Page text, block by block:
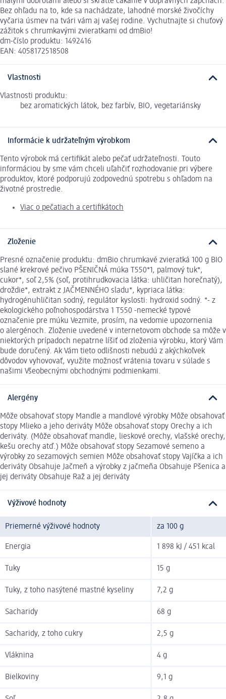
Bez ohľadu na to, kde sa nachádzate, lahodné morské živočíchy
vyčaria úsmev na tvári vám aj vašej rodine. Vychutnajte si chuťový
zážitok s chrumkavými zvieratkami od dmBio!
dm-číslo produktu: 1492416
EAN: 4058172518508
Vlastnosti
Vlastnosti produktu:
bez aromatických látok, bez farbív, BIO, vegetariánsky
Informácie k udržateľným výrobkom
Tento výrobok má certifikát alebo pečať udržateľnosti. Touto
informáciou by sme vám chceli uľahčiť rozhodovanie pri výbere
produktov, ktoré podporujú zodpovednú spotrebu s ohľadom na
životné prostredie.
Viac o pečatiach a certifikátoch
Zloženie
Presné označenie produktu: dmBio chrumkavé zvieratká 100 g BIO
slané krekrové pečivo PŠENIČNÁ múka T550*1, palmový tuk*,
cukor*, soľ 2,5% (soľ, protihrudkovacia látka: uhličitan horečnatý),
droždie*, extrakt z JAČMENNÉHO sladu*, kypriaca látka:
hydrogénuhličitan sodný, regulátor kyslosti: hydroxid sodný. *- z
ekologického poľnohospodárstva 1 T550 -nemecké typové
označenie pre múku Vezmite, prosím, na vedomie upozornenia
o alergénoch. Zloženie uvedené v internetovom obchode sa môže v
niektorých prípadoch nepatrne líšiť od zloženia výrobku, ktorý Vám
bude doručený. Ak Vám tieto odlišnosti nebudú z akýchkoľvek
dôvodov vyhovovať, využite možnosť vrátenia tovaru v súlade s
našimi Všeobecnými obchodnými podmienkami.
Alergény
Môže obsahovať stopy Mandle a mandlové výrobky Môže obsahovať
stopy Mlieko a jeho deriváty Môže obsahovať stopy Orechy a ich
deriváty. (Môže obsahovať mandle, lieskové orechy, vlašské orechy,
kešu orechy atď.) Môže obsahovať stopy Sezamové semeno a
výrobky zo sezamových semien Môže obsahovať stopy Vajíčka a ich
deriváty Obsahuje Jačmeň a výrobky z jačmeňa Obsahuje Pšenica a
jej deriváty Obsahuje Raž a jej deriváty
Výživové hodnoty
Priemerné výživové hodnoty za 100 g
Energia 1 898 kJ / 451 kcal
Tuky 15 g
Tuky, z toho nasýtené mastné kyseliny 7,2 g
Sacharidy 68 g
Sacharidy, z toho cukry 2,5 g
Vláknina 4 g
Bielkoviny 9,1 g